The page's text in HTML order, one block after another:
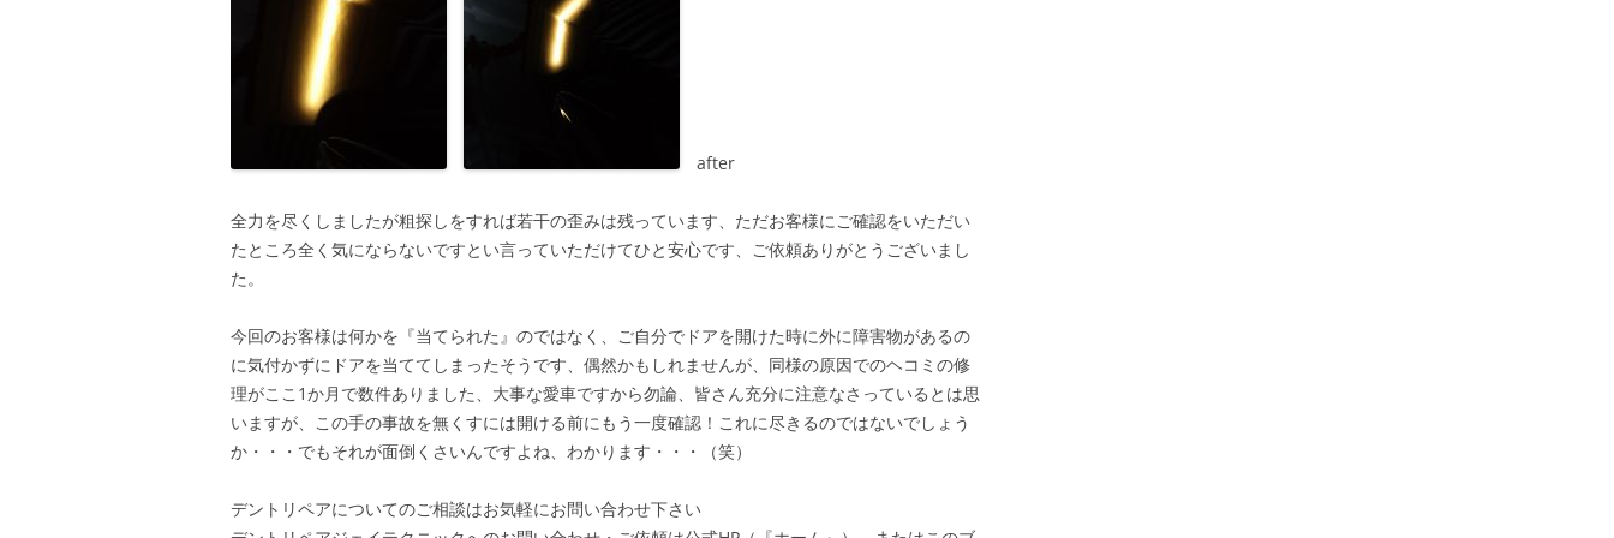
after
全力を尽くしましたが粗探しをすれば若干の歪みは残っています、ただお客様にご確認をいただい
たところ全く気にならないですとい言っていただけてひと安心です、ご依頼ありがとうございまし
た。
今回のお客様は何かを『当てられた』のではなく、ご自分でドアを開けた時に外に障害物があるの
に気付かずにドアを当ててしまったそうです、偶然かもしれませんが、同様の原因でのヘコミの修
理がここ1か月で数件ありました、大事な愛車ですから勿論、皆さん充分に注意なさっているとは思
いますが、この手の事故を無くすには開ける前にもう一度確認！これに尽きるのではないでしょう
か・・・でもそれが面倒くさいんですよね、わかります・・・（笑）
デントリペアについてのご相談はお気軽にお問い合わせ下さい